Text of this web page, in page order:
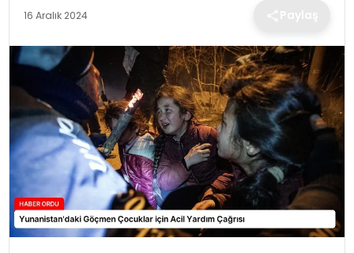
MAGAZIN
SPOR
YAŞAM
16 Aralık 2024